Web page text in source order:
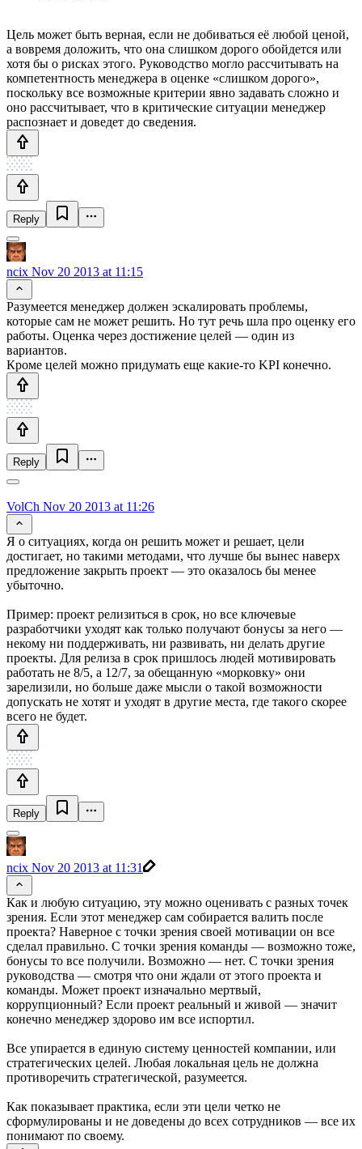
Цель может быть верная, если не добиваться её любой ценой,
а вовремя доложить, что она слишком дорого обойдется или
хотя бы о рисках этого. Руководство могло рассчитывать на
компетентность менеджера в оценке «слишком дорого»,
поскольку все возможные критерии явно задавать сложно и
оно рассчитывает, что в критические ситуации менеджер
распознает и доведет до сведения.
Reply
ncix Nov 20 2013 at 11:15
Разумеется менеджер должен эскалировать проблемы,
которые сам не может решить. Но тут речь шла про оценку его
работы. Оценка через достижение целей — один из
вариантов.
Кроме целей можно придумать еще какие-то KPI конечно.
Reply
VolCh Nov 20 2013 at 11:26
Я о ситуациях, когда он решить может и решает, цели
достигает, но такими методами, что лучше бы вынес наверх
предложение закрыть проект — это оказалось бы менее
убыточно.
Пример: проект релизиться в срок, но все ключевые
разработчики уходят как только получают бонусы за него —
некому ни поддерживать, ни развивать, ни делать другие
проекты. Для релиза в срок пришлось людей мотивировать
работать не 8/5, а 12/7, за обещанную «морковку» они
зарелизили, но больше даже мысли о такой возможности
допускать не хотят и уходят в другие места, где такого скорее
всего не будет.
Reply
ncix Nov 20 2013 at 11:31
Как и любую ситуацию, эту можно оценивать с разных точек
зрения. Если этот менеджер сам собирается валить после
проекта? Наверное с точки зрения своей мотивации он все
сделал правильно. С точки зрения команды — возможно тоже,
бонусы то все получили. Возможно — нет. С точки зрения
руководства — смотря что они ждали от этого проекта и
команды. Может проект изначально мертвый,
коррупционный? Если проект реальный и живой — значит
конечно менеджер здорово им все испортил.
Все упирается в единую систему ценностей компании, или
стратегических целей. Любая локальная цель не должна
противоречить стратегической, разумеется.
Как показывает практика, если эти цели четко не
сформулированы и не доведены до всех сотрудников — все их
понимают по своему.